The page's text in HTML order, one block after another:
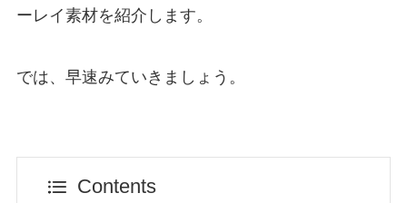
ーレイ素材を紹介します。
では、早速みていきましょう。
Contents